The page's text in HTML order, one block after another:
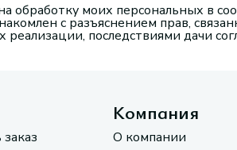
обработку моих персональных в
с разъяснением прав,
последствиями дачи
Компания
О компании